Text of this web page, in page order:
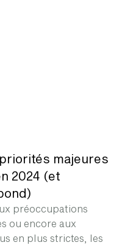
majeures
2024 (et
préoccupations
ou encore aux
en plus strictes, les